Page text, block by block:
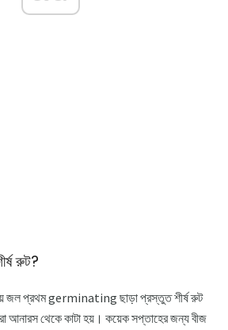
রুট?
জল প্রথম germinating ছাড়া প্রস্তুত শীর্ষ রুট
আনারস থেকে কাটা হয়। কয়েক সপ্তাহের জন্য বীজ